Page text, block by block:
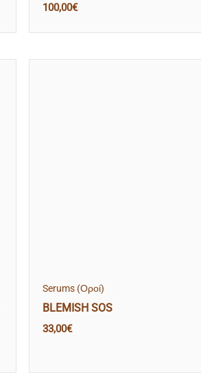
100,00€
Serums (Οροί)
BLEMISH SOS
33,00€